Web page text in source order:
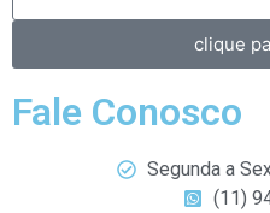
clique
Fale Conosco
Segunda a
(11)